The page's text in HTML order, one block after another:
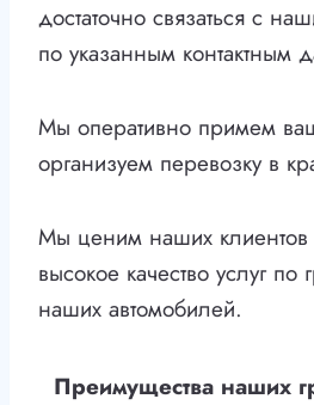
достаточно связаться с
по указанным контактным
Мы оперативно примем
организуем перевозку в
Мы ценим наших клиентов
высокое качество услуг по
наших автомобилей.
Преимущества наших